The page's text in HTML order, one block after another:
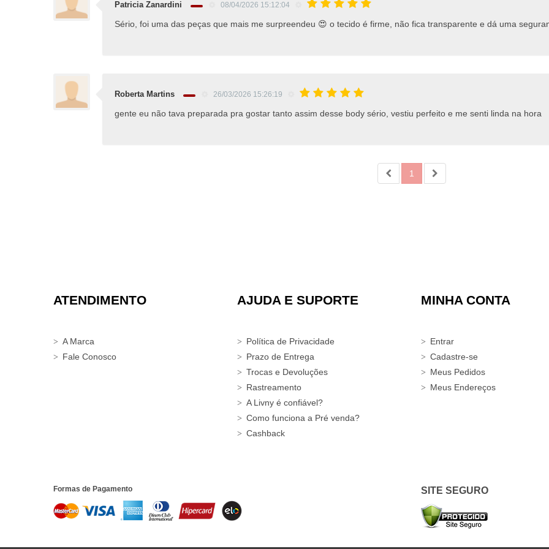
Patricia Zanardini 08/04/2026 15:12:04
Sério, foi uma das peças que mais me surpreendeu 😍 o tecido é firme, não fica transparente e dá uma
Roberta Martins 26/03/2026 15:26:19
gente eu não tava preparada pra gostar tanto assim desse body sério, vestiu perfeito e me senti linda na hora
1
ATENDIMENTO
A Marca
Fale Conosco
AJUDA E SUPORTE
Política de Privacidade
Prazo de Entrega
Trocas e Devoluções
Rastreamento
A Livny é confiável?
Como funciona a Pré venda?
Cashback
MINHA CONTA
Entrar
Cadastre-se
Meus Pedidos
Meus Endereços
Formas de Pagamento SITE SEGURO